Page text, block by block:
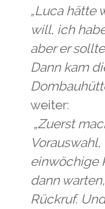
„Luca hätte
will, ich
aber er
Dann kam
weiter:
„Zuerst
einwöchige
dann
Rückruf.